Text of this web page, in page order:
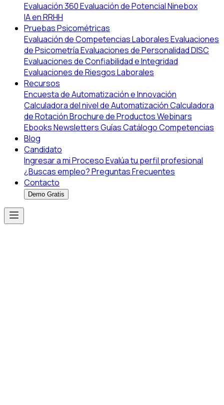
Evaluación 360Evaluación de PotencialNinebox
IA en RRHH
Pruebas Psicométricas
Evaluación de Competencias LaboralesEvaluaciones
de PsicometríaEvaluaciones de Personalidad DISC
Evaluaciones de Confiabilidad e Integridad
Evaluaciones de Riesgos Laborales
Recursos
Encuesta de Automatización e Innovación
Calculadora del nivel de AutomatizaciónCalculadora
de RotaciónBrochure de ProductosWebinars
EbooksNewslettersGuíasCatálogo Competencias
Blog
Candidato
Ingresar a mi ProcesoEvalúa tu perfil profesional
¿Buscas empleo?Preguntas Frecuentes
Contacto
Demo Gratis